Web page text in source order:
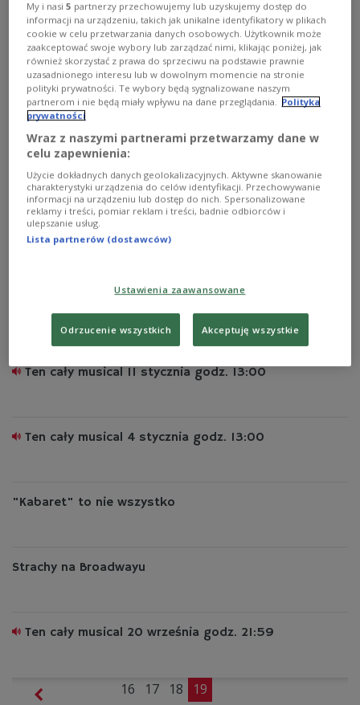
Ten cały musical 25 stycznia godz.
Ten cały musical 11 stycznia godz. 13:00
Ten cały musical 4 stycznia godz. 13:00
"Kabaret" to nie wszystko
Strachy na Broadwayu
Ten cały musical 20 września godz. 21:59
16 17 18 19
My i nasi5 partnerzy przechowujemy lub uzyskujemy dostęp do
informacji na urządzeniu, takich jak unikalne identyfikatory w plikach
cookie w celu przetwarzania danych osobowych. Użytkownik może
zaakceptować swoje wybory lub zarządzać nimi, klikając poniżej, jak
również skorzystać z prawa do sprzeciwu na podstawie prawnie
uzasadnionego interesu lub w dowolnym momencie na stronie
polityki prywatności. Te wybory będą sygnalizowane naszym
partnerom i nie będą miały wpływu na dane przeglądania.
Polityka
prywatności
Wraz z naszymi partnerami przetwarzamy dane w
celu zapewnienia:
Użycie dokładnych danych geolokalizacyjnych. Aktywne skanowanie
charakterystyki urządzenia do celów identyfikacji. Przechowywanie
informacji na urządzeniu lub dostęp do nich. Spersonalizowane
reklamy i treści, pomiar reklam i treści, badnie odbiorców i
ulepszanie usług.
Lista partnerów (dostawców)
Ustawienia zaawansowane
Odrzucenie wszystkich Akceptuję wszystkie